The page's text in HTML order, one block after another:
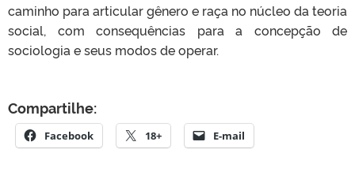
caminho para articular gênero e raça no núcleo da teoria
social, com consequências para a concepção de
sociologia e seus modos de operar.
Compartilhe:
Facebook 18+ E-mail